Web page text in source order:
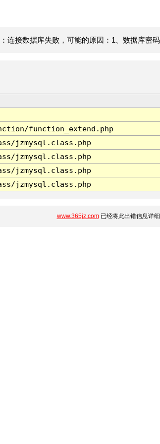
连接数据库失败，可能的原因：1、数据库密
function_extend.php
jzmysql.class.php
jzmysql.class.php
jzmysql.class.php
jzmysql.class.php
www.365jz.com已经将此出错信息详